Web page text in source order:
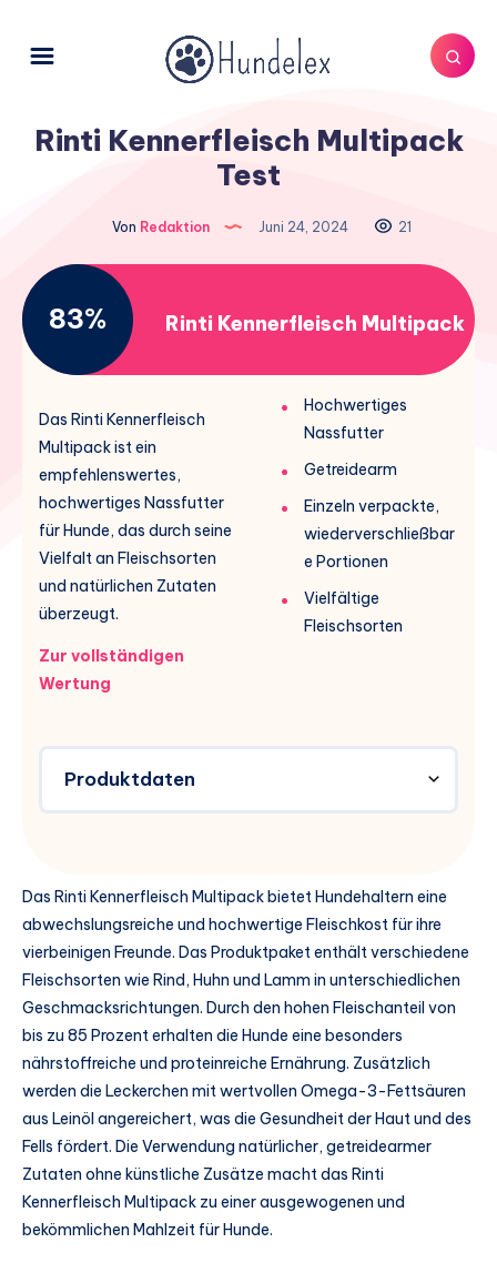
Rinti Kennerfleisch Multipack
Test
Von Redaktion Juni 24, 2024 21
83% Rinti Kennerfleisch Multipack
Das Rinti Kennerfleisch
Multipack ist ein
empfehlenswertes,
hochwertiges Nassfutter
für Hunde, das durch seine
Vielfalt an Fleischsorten
und natürlichen Zutaten
überzeugt.
Zur vollständigen
Wertung
Hochwertiges
Nassfutter
Getreidearm
Einzeln verpackte,
wiederverschließbar
e Portionen
Vielfältige
Fleischsorten
Produktdaten
Das Rinti Kennerfleisch Multipack bietet Hundehaltern eine
abwechslungsreiche und hochwertige Fleischkost für ihre
vierbeinigen Freunde. Das Produktpaket enthält verschiedene
Fleischsorten wie Rind, Huhn und Lamm in unterschiedlichen
Geschmacksrichtungen. Durch den hohen Fleischanteil von
bis zu 85 Prozent erhalten die Hunde eine besonders
nährstoffreiche und proteinreiche Ernährung. Zusätzlich
werden die Leckerchen mit wertvollen Omega-3-Fettsäuren
aus Leinöl angereichert, was die Gesundheit der Haut und des
Fells fördert. Die Verwendung natürlicher, getreidearmer
Zutaten ohne künstliche Zusätze macht das Rinti
Kennerfleisch Multipack zu einer ausgewogenen und
bekömmlichen Mahlzeit für Hunde.